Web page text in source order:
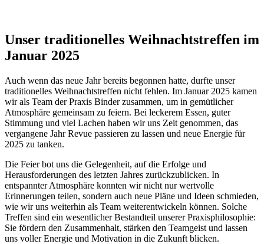
Unser traditionelles Weihnachtstreffen im
Januar 2025
Auch wenn das neue Jahr bereits begonnen hatte, durfte unser
traditionelles Weihnachtstreffen nicht fehlen. Im Januar 2025 kamen
wir als Team der Praxis Binder zusammen, um in gemütlicher
Atmosphäre gemeinsam zu feiern. Bei leckerem Essen, guter
Stimmung und viel Lachen haben wir uns Zeit genommen, das
vergangene Jahr Revue passieren zu lassen und neue Energie für
2025 zu tanken.
Die Feier bot uns die Gelegenheit, auf die Erfolge und
Herausforderungen des letzten Jahres zurückzublicken. In
entspannter Atmosphäre konnten wir nicht nur wertvolle
Erinnerungen teilen, sondern auch neue Pläne und Ideen schmieden,
wie wir uns weiterhin als Team weiterentwickeln können. Solche
Treffen sind ein wesentlicher Bestandteil unserer Praxisphilosophie:
Sie fördern den Zusammenhalt, stärken den Teamgeist und lassen
uns voller Energie und Motivation in die Zukunft blicken.